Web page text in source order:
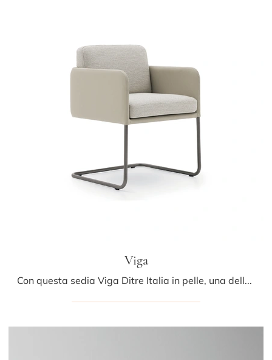
Viga
Con questa sedia Viga Ditre Italia in pelle, una delle nostre sedute fisse design, potrai valorizzare i tuoi spazi.